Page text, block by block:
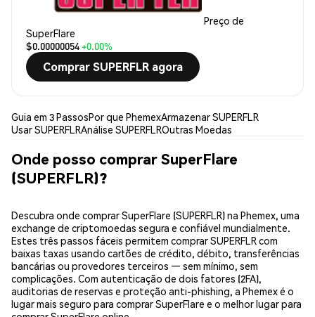
Preço de
SuperFlare
$0.00000054+0.00%
Comprar SUPERFLR agora
Guia em 3 PassosPor que PhemexArmazenar SUPERFLR
Usar SUPERFLRAnálise SUPERFLROutras Moedas
Onde posso comprar SuperFlare
(SUPERFLR)?
Descubra onde comprar SuperFlare (SUPERFLR) na Phemex, uma
exchange de criptomoedas segura e confiável mundialmente.
Estes três passos fáceis permitem comprar SUPERFLR com
baixas taxas usando cartões de crédito, débito, transferências
bancárias ou provedores terceiros — sem mínimo, sem
complicações. Com autenticação de dois fatores (2FA),
auditorias de reservas e proteção anti-phishing, a Phemex é o
lugar mais seguro para comprar SuperFlare e o melhor lugar para